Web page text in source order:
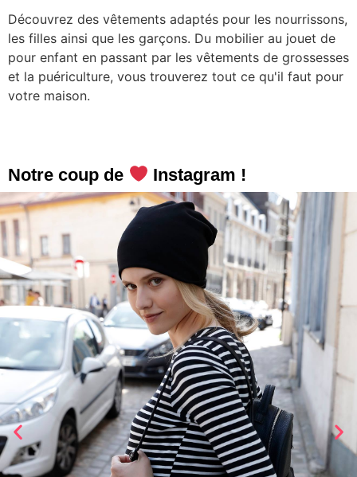
Découvrez des vêtements adaptés pour les nourrissons,
les filles ainsi que les garçons. Du mobilier au jouet de
pour enfant en passant par les vêtements de grossesses
et la puériculture, vous trouverez tout ce qu'il faut pour
votre maison.
Notre coup de Instagram !